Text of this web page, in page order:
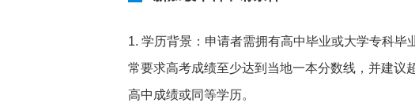
1. 学历背景：申请者需拥有高中毕业或大学专科
常要求高考成绩至少达到当地一本分数线，并建议
高中成绩或同等学历。